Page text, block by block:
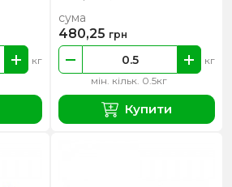
кг
мін. кільк. 0.5кг
кг
сума
480,25 грн
Купити